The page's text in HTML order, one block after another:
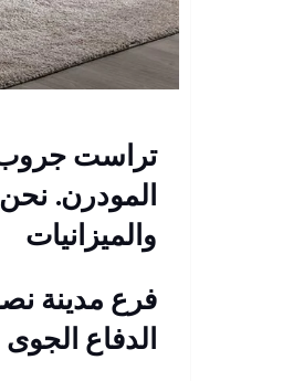
تراست
المودرن.
والميزانيات
الدفاع الجوى